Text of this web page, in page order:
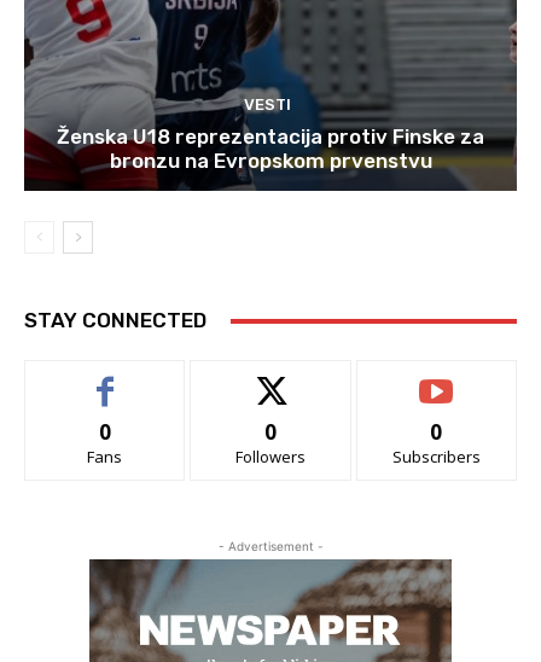
VESTI
Ženska U18 reprezentacija protiv Finske za
bronzu na Evropskom prvenstvu
STAY CONNECTED
0
Fans
0
Followers
0
Subscribers
- Advertisement -